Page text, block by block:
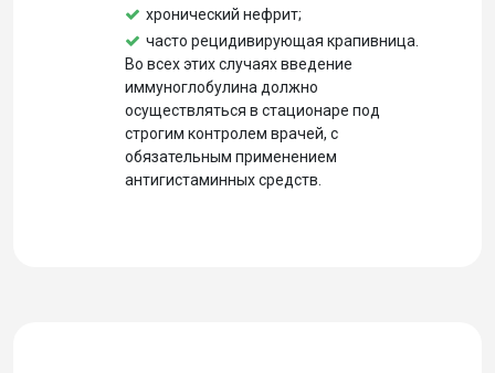
хронический нефрит;
часто рецидивирующая крапивница.
Во всех этих случаях введение
иммуноглобулина должно
осуществляться в стационаре под
строгим контролем врачей, с
обязательным применением
антигистаминных средств.